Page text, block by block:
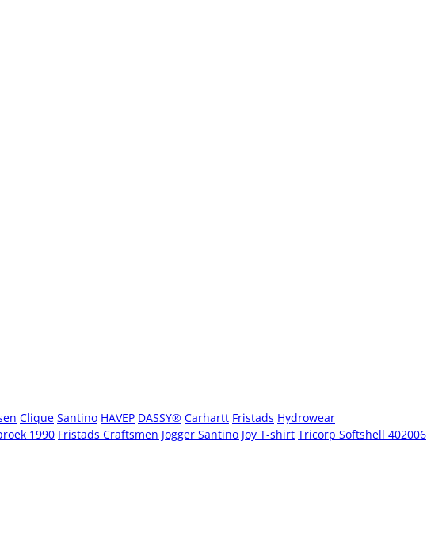
Clique Santino HAVEP DASSY® Carhartt Fristads Hydrowear
1990 Fristads Craftsmen Jogger Santino Joy T-shirt Tricorp Softshell 402006